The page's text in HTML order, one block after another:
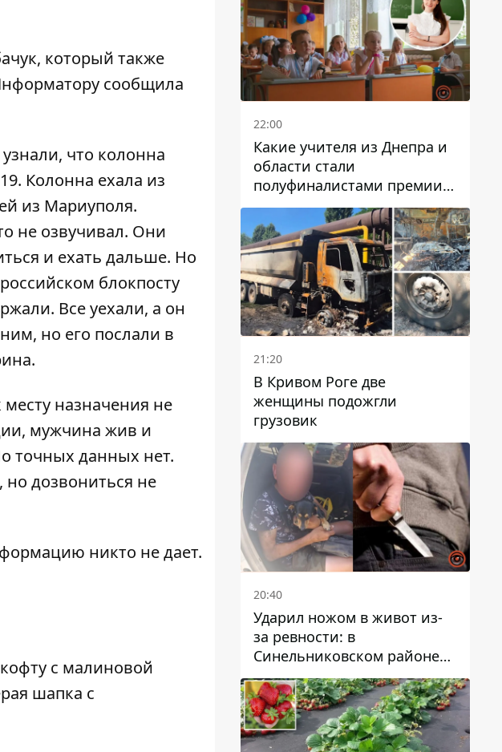
который также
сообщила
что колонна
Колонна ехала из
из Мариуполя.
не озвучивал. Они
и ехать дальше. Но
блокпосту
Все уехали, а он
но его послали в
назначения не
мужчина жив и
точных данных нет.
дозвониться не
никто не дает.
с малиновой
шапка с
22:00
Какие учителя из Днепра и
области стали
полуфиналистами премии
Global Teacher Prize Ukraine
2026
21:20
В Кривом Роге две
женщины подожгли
грузовик
20:40
Ударил ножом в живот из-
за ревности: в
Синельниковском районе
задержали 49-летнего
мужчину за убийство